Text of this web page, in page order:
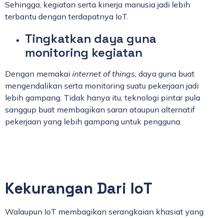
Sehingga, kegiatan serta kinerja manusia jadi lebih
terbantu dengan terdapatnya IoT.
Tingkatkan daya guna
monitoring kegiatan
Dengan memakai internet of things , daya guna buat
mengendalikan serta monitoring suatu pekerjaan jadi
lebih gampang. Tidak hanya itu, teknologi pintar pula
sanggup buat membagikan saran ataupun alternatif
pekerjaan yang lebih gampang untuk pengguna.
Kekurangan Dari IoT
Walaupun IoT membagikan serangkaian khasiat yang